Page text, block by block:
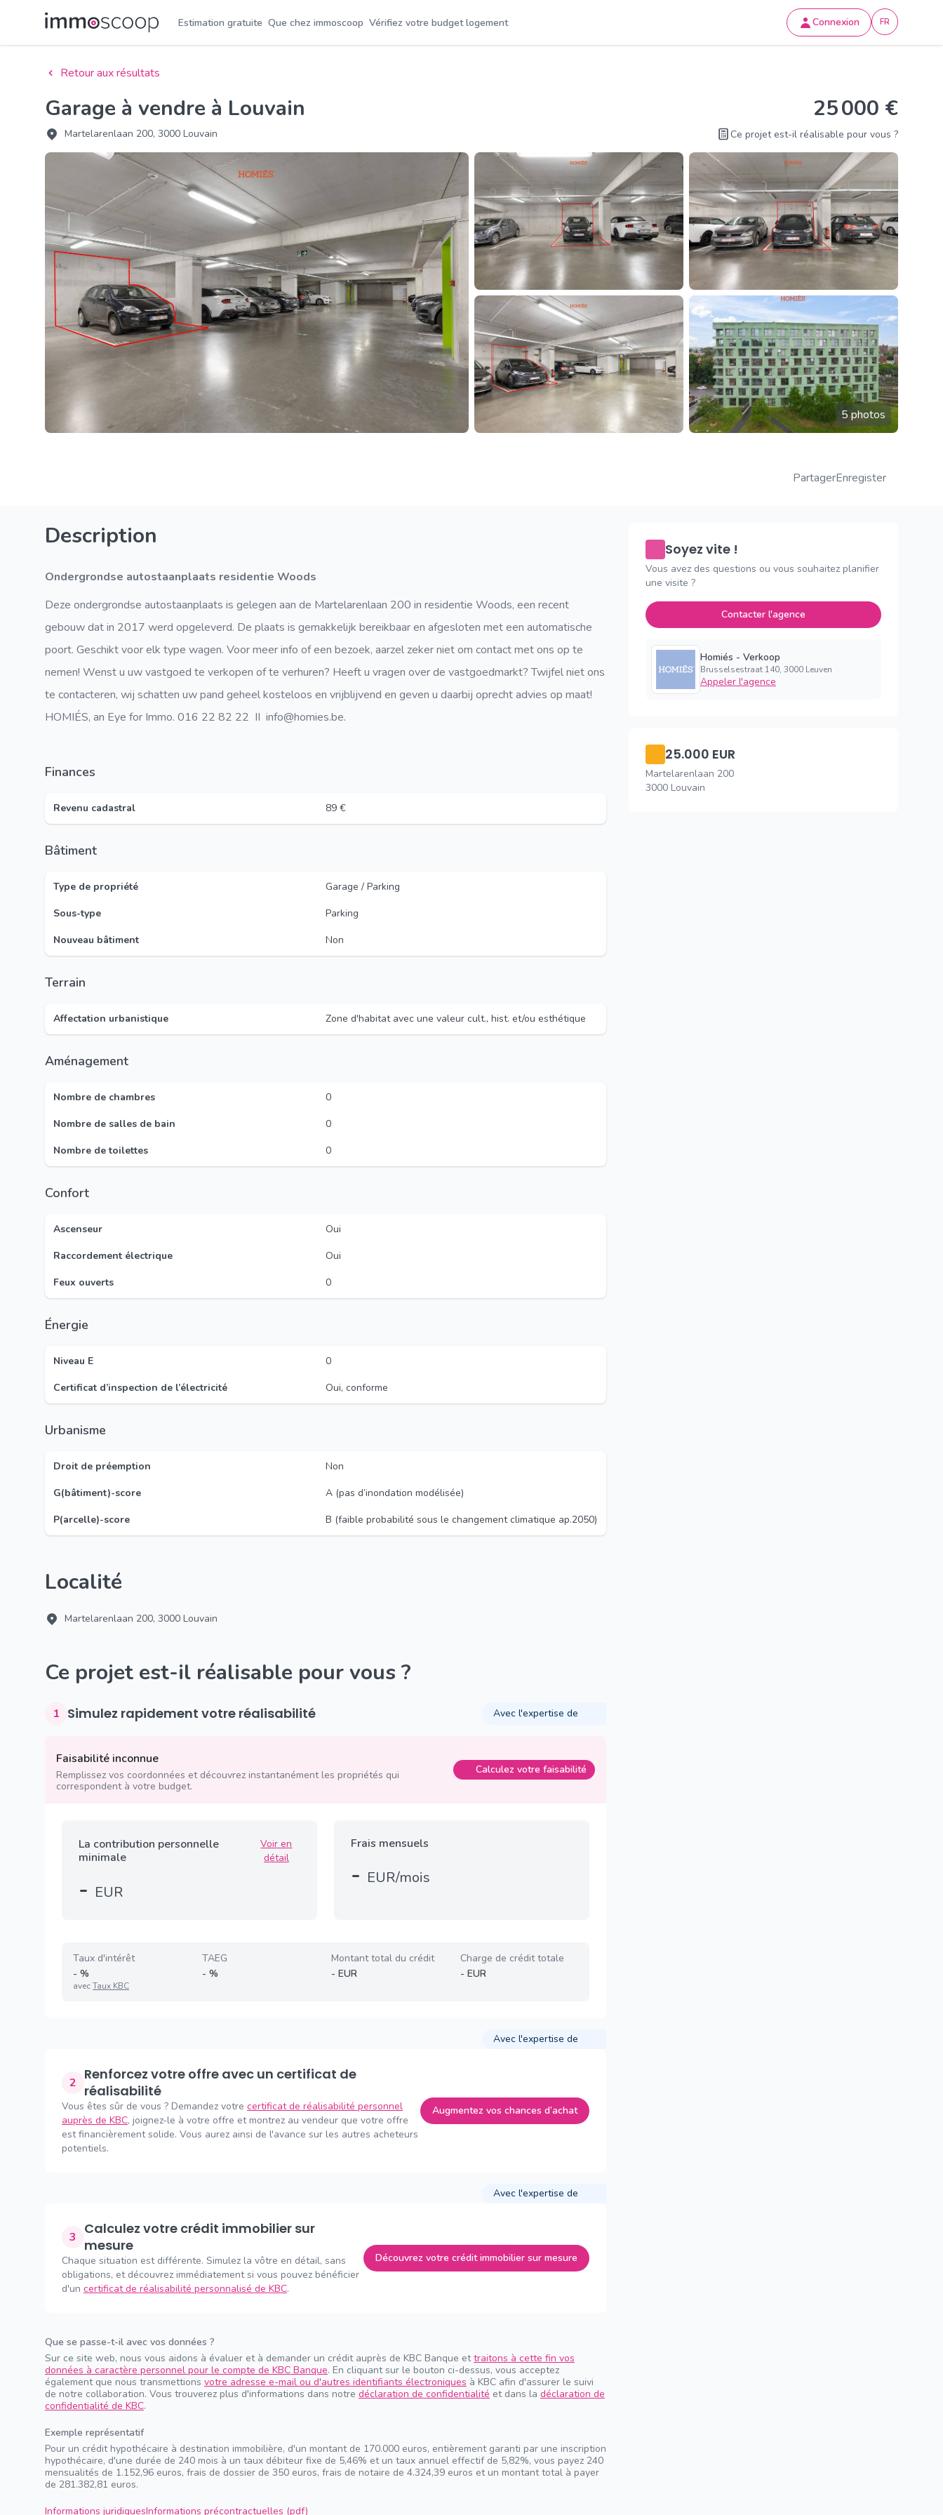
Estimation gratuite Que chez immoscoop Vérifiez votre budget logement Connexion FR
Retour aux résultats
Garage à vendre à Louvain
Martelarenlaan 200, 3000 Louvain
25 000 €
Ce projet est-il réalisable pour vous ?
5 photos
PartagerEnregister
Description
Ondergrondse autostaanplaats residentie Woods
Deze ondergrondse autostaanplaats is gelegen aan de Martelarenlaan 200 in residentie Woods, een recent
gebouw dat in 2017 werd opgeleverd. De plaats is gemakkelijk bereikbaar en afgesloten met een automatische
poort. Geschikt voor elk type wagen. Voor meer info of een bezoek, aarzel zeker niet om contact met ons op te
nemen! Wenst u uw vastgoed te verkopen of te verhuren? Heeft u vragen over de vastgoedmarkt? Twijfel niet ons
te contacteren, wij schatten uw pand geheel kosteloos en vrijblijvend en geven u daarbij oprecht advies op maat!
HOMIÉS, an Eye for Immo. 016 22 82 22 II info@homies.be.
Finances
Revenu cadastral 89 €
Bâtiment
Type de propriété
Garage / Parking
Sous-type
Parking
Nouveau bâtiment
Non
Terrain
Affectation urbanistique Zone d'habitat avec une valeur cult., hist. et/ou esthétique
Aménagement
Nombre de chambres
0
Nombre de salles de bain
0
Nombre de toilettes
0
Confort
Ascenseur
Oui
Raccordement électrique
Oui
Feux ouverts
0
Énergie
Niveau E
0
Certificat d’inspection de l’électricité
Oui, conforme
Urbanisme
Droit de préemption
Non
G(bâtiment)-score
A (pas d’inondation modélisée)
P(arcelle)-score
B (faible probabilité sous le changement climatique ap.2050)
Localité
Martelarenlaan 200, 3000 Louvain
Ce projet est-il réalisable pour vous ?
1 Simulez rapidement votre réalisabilité Avec l'expertise de
Faisabilité inconnue
Remplissez vos coordonnées et découvrez instantanément les propriétés qui
correspondent à votre budget.
Calculez votre faisabilité
La contribution personnelle
minimale
Voir en
détail
- EUR
Frais mensuels
- EUR/mois
Taux d'intérêt
- %
avecTaux KBC
TAEG
- %
Montant total du crédit
- EUR
Charge de crédit totale
- EUR
Avec l'expertise de
2 Renforcez votre offre avec un certificat de
réalisabilité
Vous êtes sûr de vous ? Demandez votre certificat de réalisabilité personnel
auprès de KBC, joignez-le à votre offre et montrez au vendeur que votre offre
est financièrement solide. Vous aurez ainsi de l'avance sur les autres acheteurs
potentiels.
Augmentez vos chances d’achat
Avec l'expertise de
3
Calculez votre crédit immobilier sur
mesure
Chaque situation est différente. Simulez la vôtre en détail, sans
obligations, et découvrez immédiatement si vous pouvez bénéficier
d'un certificat de réalisabilité personnalisé de KBC.
Découvrez votre crédit immobilier sur mesure
Que se passe-t-il avec vos données ?
Sur ce site web, nous vous aidons à évaluer et à demander un crédit auprès de KBC Banque ettraitons à cette fin vos
données à caractère personnel pour le compte de KBC Banque. En cliquant sur le bouton ci-dessus, vous acceptez
également que nous transmettions votre adresse e-mail ou d'autres identifiants électroniques à KBC afin d'assurer le suivi
de notre collaboration. Vous trouverez plus d'informations dans notre déclaration de confidentialité et dans la déclaration de
confidentialité de KBC.
Exemple représentatif
Pour un crédit hypothécaire à destination immobilière, d'un montant de 170.000 euros, entièrement garanti par une inscription
hypothécaire, d'une durée de 240 mois à un taux débiteur fixe de 5,46% et un taux annuel effectif de 5,82%, vous payez 240
mensualités de 1.152,96 euros, frais de dossier de 350 euros, frais de notaire de 4.324,39 euros et un montant total à payer
de 281.382,81 euros.
Informations juridiquesInformations précontractuelles (pdf)
Soyez vite !
Vous avez des questions ou vous souhaitez planifier
une visite ?
Contacter l'agence
Homiés - Verkoop
Brusselsestraat 140, 3000 Leuven
Appeler l'agence
25.000 EUR
Martelarenlaan 200
3000 Louvain